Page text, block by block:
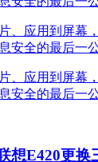
想E420更换